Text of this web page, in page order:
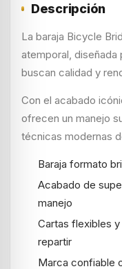
Descripción
La baraja Bicycle
atemporal, diseñada
buscan calidad y
Con el acabado
ofrecen un manejo
técnicas modernas
Baraja formato
Acabado de
manejo
Cartas flexibles y
repartir
Marca confiable